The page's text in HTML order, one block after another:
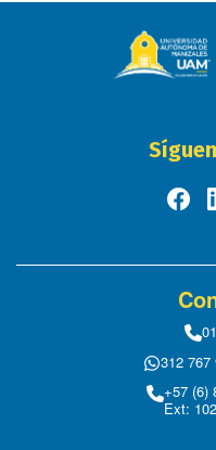
312 767
+57 (6)
Ext: